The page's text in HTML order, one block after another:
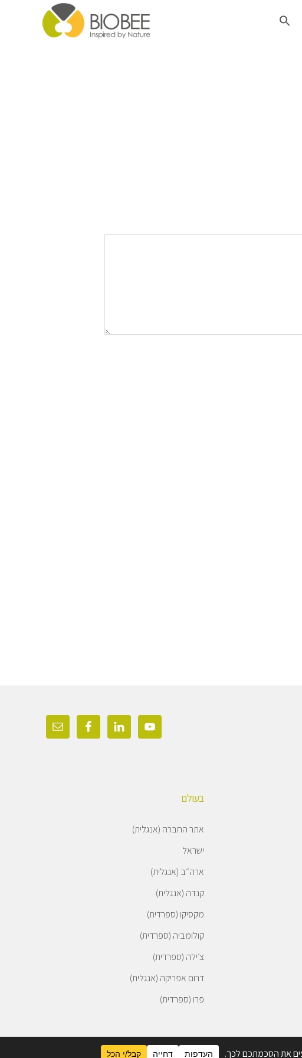
Search
for:
בעולם
אתר החברה (אנגלית)
ישראל
ארה״ב (אנגלית)
קנדה (אנגלית)
מקסיקו (ספרדית)
קולומביה (ספרדית)
צ׳ילה (ספרדית)
דרום אפריקה (אנגלית)
פרו (ספרדית)